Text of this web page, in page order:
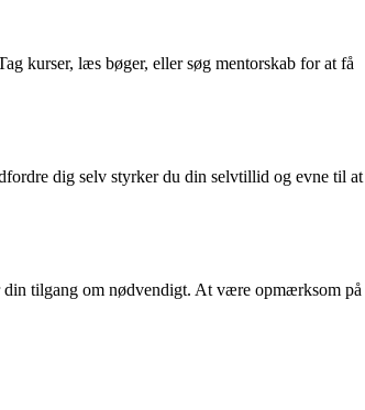
kurser, læs bøger, eller søg mentorskab for at få
dig selv styrker du din selvtillid og evne til at
din tilgang om nødvendigt. At være opmærksom på